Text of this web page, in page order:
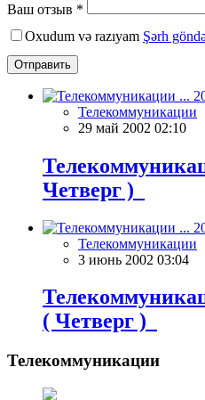
Ваш отзыв *
Oxudum və razıyam Şərh
Отправить
Телекоммуникации
29 май 2002 02:10
Четверг )
Телекоммуникации
3 июнь 2002 03:04
( Четверг )
Телекоммуникации